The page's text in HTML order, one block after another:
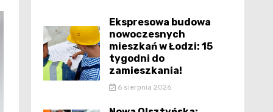
Ekspresowa budowa
nowoczesnych
mieszkań w Łodzi: 15
tygodni do
zamieszkania!
6 sierpnia 2026